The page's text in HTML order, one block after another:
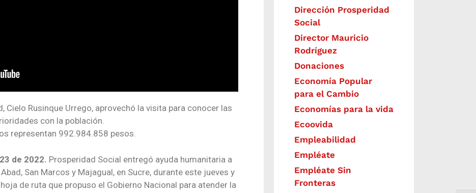
Cielo Rusinque Urrego, aprovechó la visita para conocer las
con la población.
representan 992.984.858 pesos.
de 2022. Prosperidad Social entregó ayuda humanitaria a
San Marcos y Majagual, en Sucre, durante este jueves y
de ruta que propuso el Gobierno Nacional para atender la
Dirección Prosperidad
Social
Director Mauricio
Rodríguez
Donaciones
Economía Popular
para el Cambio
Economías para la vida
Ecoovida
Empleabilidad
Empléate
Empléate Sin
Fronteras